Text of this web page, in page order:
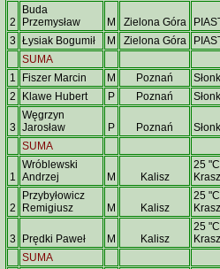
2
Buda
Przemysław
M Zielona Góra
3 Łysiak Bogumił M Zielona Góra
SUMA
1
Fiszer Marcin M Poznań
2
Klawe Hubert P Poznań
3
Węgrzyn
Jarosław
P Poznań
SUMA
1
Wróblewski
Andrzej
M Kalisz
25
2
Przybyłowicz
Remigiusz
M Kalisz
25
3 Prędki Paweł M Kalisz
25
SUMA